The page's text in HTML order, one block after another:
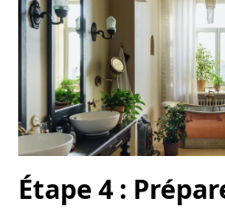
Étape 4 :